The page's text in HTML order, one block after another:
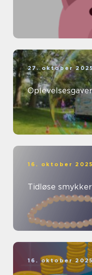
27. oktober
16. oktober 2025
Tidløse
16. oktober 2025